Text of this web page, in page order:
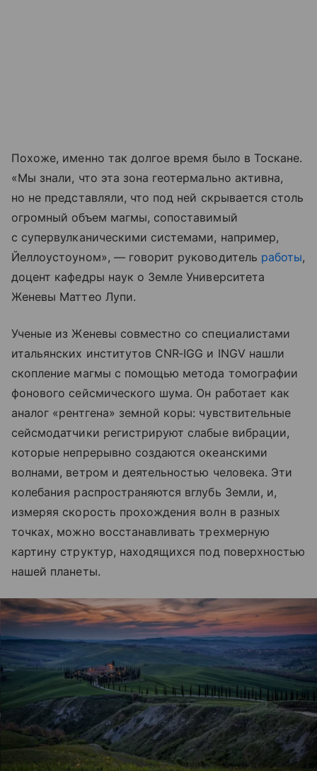
Похоже, именно так долгое время было в Тоскане.
«Мы знали, что эта зона геотермально активна,
но не представляли, что под ней скрывается столь
огромный объем магмы, сопоставимый
с супервулканическими системами, например,
Йеллоустоуном», — говорит руководитель работы,
доцент кафедры наук о Земле Университета
Женевы Маттео Лупи.
Ученые из Женевы совместно со специалистами
итальянских институтов CNR‑IGG и INGV нашли
скопление магмы с помощью метода томографии
фонового сейсмического шума. Он работает как
аналог «рентгена» земной коры: чувствительные
сейсмодатчики регистрируют слабые вибрации,
которые непрерывно создаются океанскими
волнами, ветром и деятельностью человека. Эти
колебания распространяются вглубь Земли, и,
измеряя скорость прохождения волн в разных
точках, можно восстанавливать трехмерную
картину структур, находящихся под поверхностью
нашей планеты.